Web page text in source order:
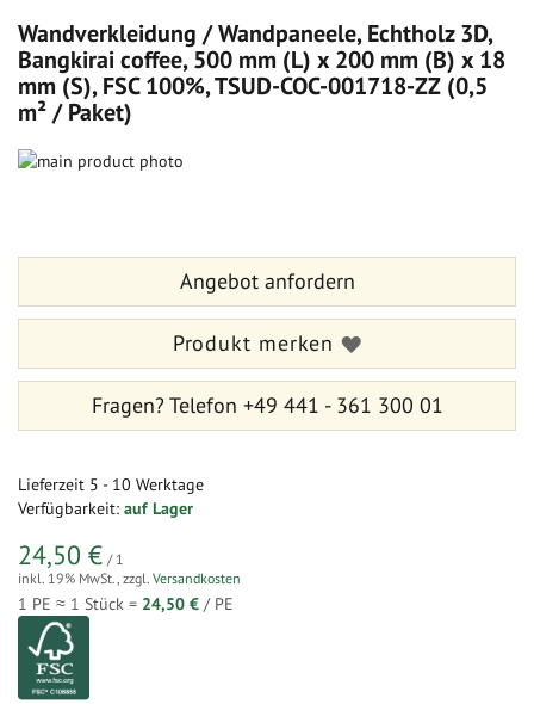
Wandverkleidung / Wandpaneele, Echtholz 3D,
Bangkirai coffee, 500 mm (L) x 200 mm (B) x 18
mm (S), FSC 100%, TSUD-COC-001718-ZZ (0,5
m² / Paket)
Lieferzeit 5 - 10 Werktage
Verfügbarkeit: auf Lager
24,50 € / 1
inkl. 19% MwSt., zzgl. Versandkosten
1 PE ≈ 1 Stück = 24,50 € / PE
Zum
springen
Bildergalerie
Angebot anfordern
Produkt merken
Fragen?Telefon +49 441 - 361 300 01